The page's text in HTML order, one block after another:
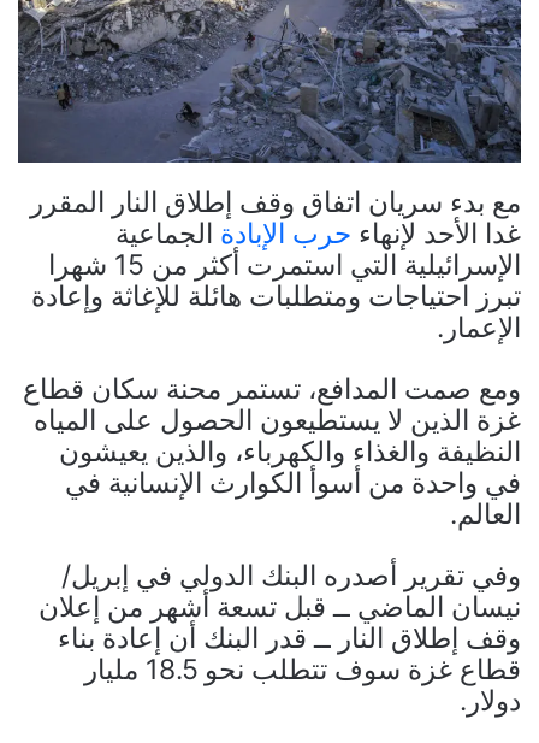
مع بدء سريان اتفاق وقف إطلاق النار المقرر
غدا الأحد لإنهاء حرب الإبادة الجماعية
الإسرائيلية التي استمرت أكثر من 15 شهرا
تبرز احتياجات ومتطلبات هائلة للإغاثة وإعادة
الإعمار.
ومع صمت المدافع، تستمر محنة سكان قطاع
غزة الذين لا يستطيعون الحصول على المياه
النظيفة والغذاء والكهرباء، والذين يعيشون
في واحدة من أسوأ الكوارث الإنسانية في
العالم.
وفي تقرير أصدره البنك الدولي في إبريل/
نيسان الماضي ــ قبل تسعة أشهر من إعلان
وقف إطلاق النار ــ قدر البنك أن إعادة بناء
قطاع غزة سوف تتطلب نحو 18.5 مليار
دولار.